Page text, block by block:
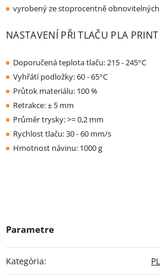
vyrobený ze stoprocentně
NASTAVENÍ PŘI TLAČU PLA
Doporučená teplota tlaču: 215 - 245°C
Vyhřátí podložky: 60 - 65°C
Průtok materiálu: 100 %
Retrakce: ± 5 mm
Průměr trysky: >= 0,2 mm
Rychlost tlaču: 30 - 60 mm/s
Hmotnost návinu: 1000 g
Kategória: